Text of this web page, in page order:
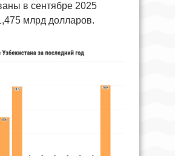
в сентябре 2025
млрд долларов.